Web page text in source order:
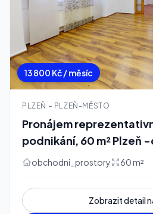
13 800 Kč / měsíc
PLZEŇ – PLZEŇ-MĚSTO
Pronájem
podnikání, 60 m² Plzeň
obchodni_prostory 60 m²
Zobrazit detail